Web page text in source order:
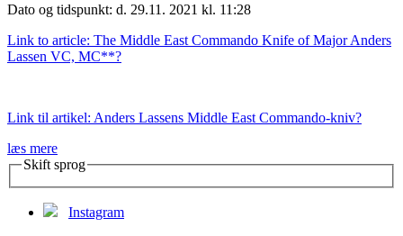
Dato og tidspunkt: d. 29.11. 2021 kl. 11:28
Link to article: The Middle East Commando Knife of Major Anders
Lassen VC, MC**?
Link til artikel: Anders Lassens Middle East Commando-kniv?
læs mere
Skift sprog
Instagram